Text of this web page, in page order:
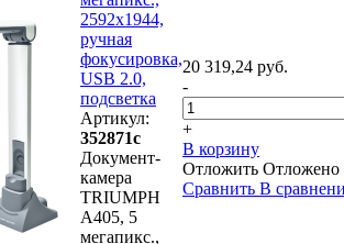
2592x1944,
ручная
фокусировка,
USB 2.0,
подсветка
Артикул:
352871с
Документ-
камера
TRIUMPH
A405, 5
мегапикс.,
20 319,24 руб.
-
+
В корзину
Отложить Отложено
Сравнить В